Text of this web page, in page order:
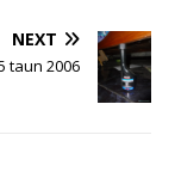
NEXT
taun 2006